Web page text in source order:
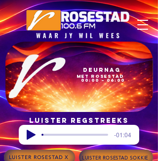
00:00 – 06:00
met Rosestad
Deurnag
Luister regstreeks
-01:04
LUISTER ROSESTAD X LUISTER ROSESTAD SOKKIE